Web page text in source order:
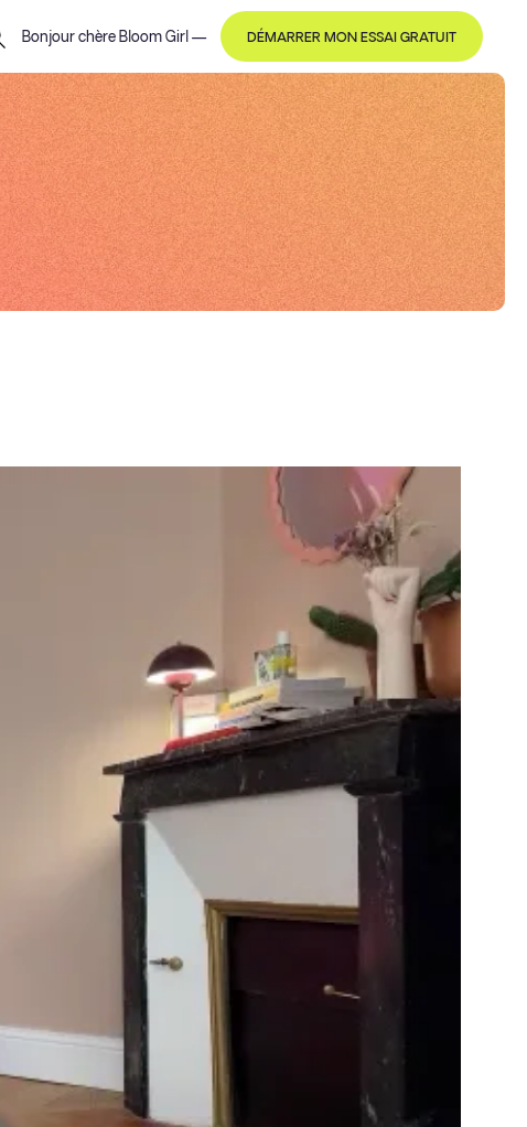
Bonjourchère Bloom Girl— DÉMARRER MON ESSAI GRATUIT